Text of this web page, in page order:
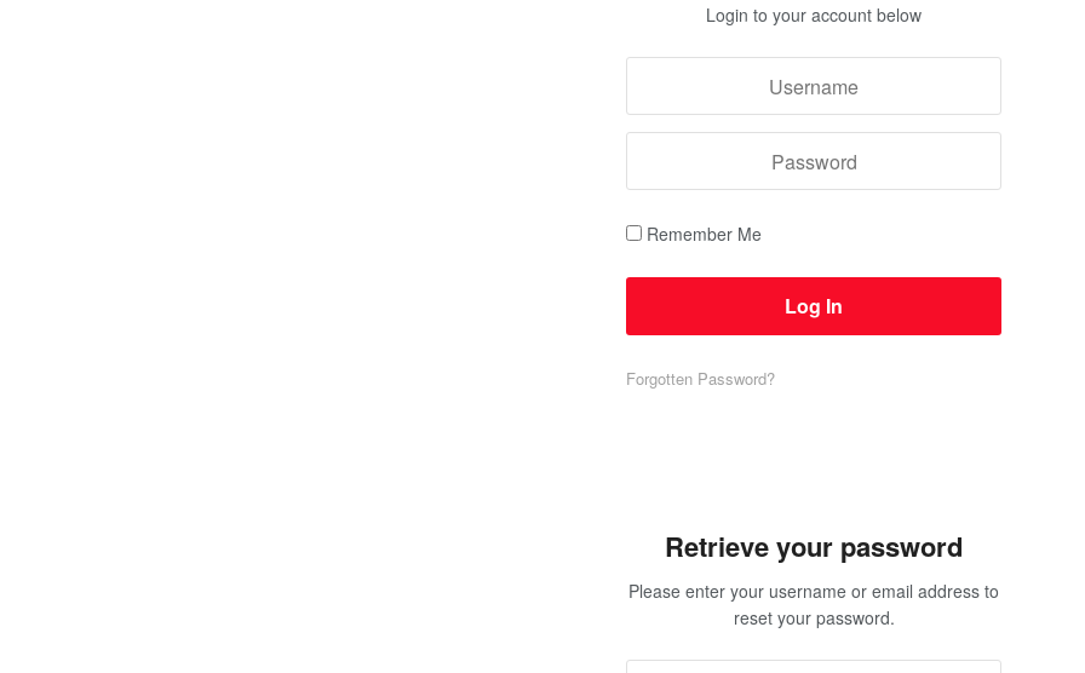
Login to your account below
Remember Me
Forgotten Password?
Retrieve your password
Please enter your username or email address to
reset your password.